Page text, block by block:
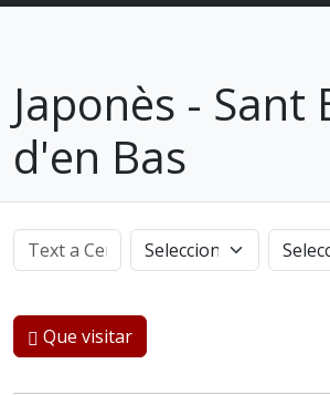
Japonès - Sant
d'en Bas
Que visitar